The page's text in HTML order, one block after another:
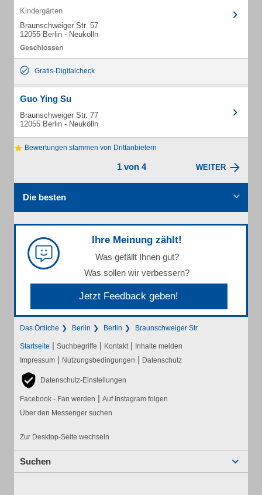
Kindergärten
Braunschweiger Str. 57
12055 Berlin - Neukölln
Gratis-Digitalcheck
Guo Ying Su
Braunschweiger Str. 77
12055 Berlin - Neukölln
Bewertungen stammen von Drittanbietern
1 von 4 WEITER
Die besten
Ihre Meinung zählt!
Was gefällt Ihnen gut?
Was sollen wir verbessern?
Jetzt Feedback geben!
Das Örtliche Berlin Berlin Braunschweiger Str
Startseite | Suchbegriffe | Kontakt | Inhalte melden
Impressum | Nutzungsbedingungen | Datenschutz
Datenschutz-Einstellungen
Facebook - Fan werden | Auf Instagram folgen
Über den Messenger suchen
Zur Desktop-Seite wechseln
Suchen